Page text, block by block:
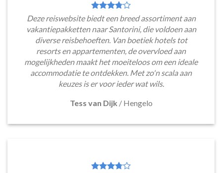
Deze reiswebsite biedt een breed assortiment aan
vakantiepakketten naar Santorini, die voldoen aan
diverse reisbehoeften. Van boetiek hotels tot
resorts en appartementen, de overvloed aan
mogelijkheden maakt het moeiteloos om een ideale
accommodatie te ontdekken. Met zo'n scala aan
keuzes is er voor ieder wat wils.
Tess van Dijk / Hengelo